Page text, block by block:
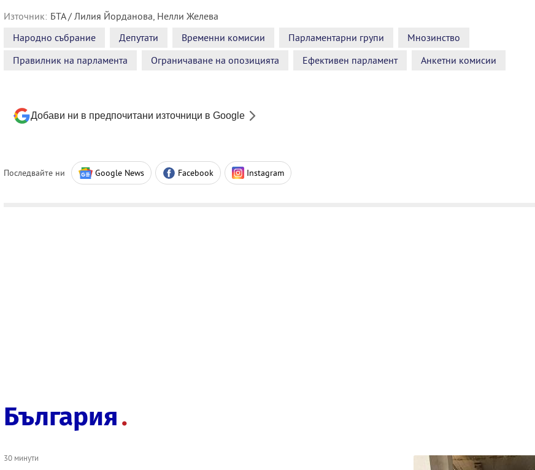
Източник: БТА / Лилия Йорданова, Нелли Желева
Народно събрание
Депутати Временни комисии Парламентарни групи
Мнозинство
Правилник на парламента
Ограничаване на опозицията Ефективен парламент Анкетни комисии
Добави ни в предпочитани източници в Google
Последвайте ни Google News Facebook Instagram
България
30 минути